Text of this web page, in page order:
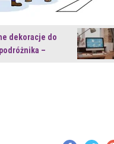
dekoracje do
–